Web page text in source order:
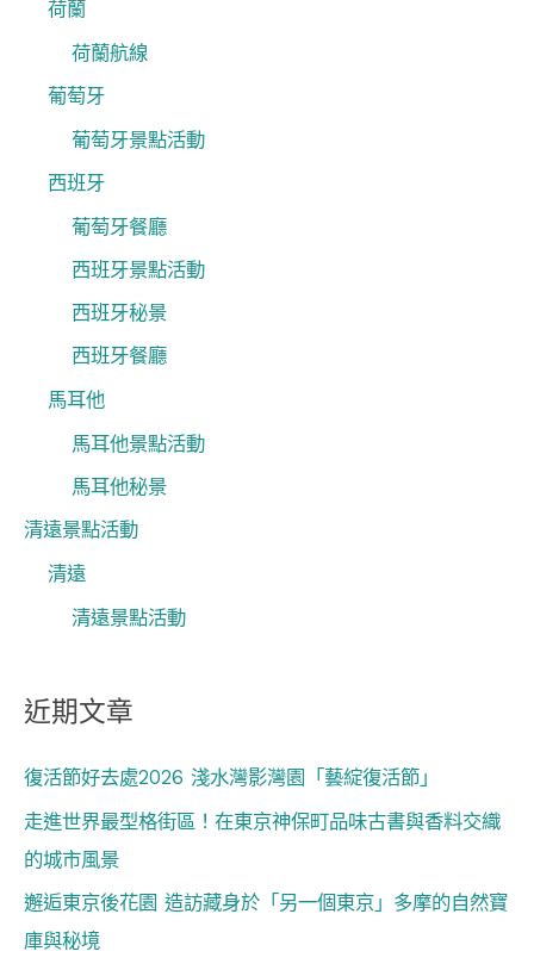
荷蘭
荷蘭航線
葡萄牙
葡萄牙景點活動
西班牙
葡萄牙餐廳
西班牙景點活動
西班牙秘景
西班牙餐廳
馬耳他
馬耳他景點活動
馬耳他秘景
清遠景點活動
清遠
清遠景點活動
近期文章
復活節好去處2026 淺水灣影灣園「藝綻復活節」
走進世界最型格街區！在東京神保町品味古書與香料交織
的城市風景
邂逅東京後花園 造訪藏身於「另一個東京」多摩的自然寶
庫與秘境